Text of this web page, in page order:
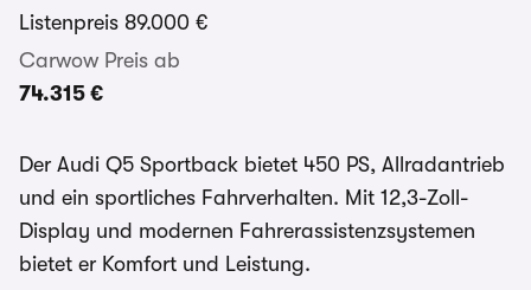
Listenpreis 89.000 €
Carwow Preis ab
74.315 €
Der Audi Q5 Sportback bietet 450 PS, Allradantrieb
und ein sportliches Fahrverhalten. Mit 12,3-Zoll-
Display und modernen Fahrerassistenzsystemen
bietet er Komfort und Leistung.